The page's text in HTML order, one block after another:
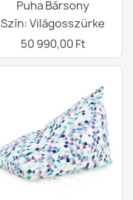
Puha Bársony
Szín: Világosszürke
50 990,00 Ft